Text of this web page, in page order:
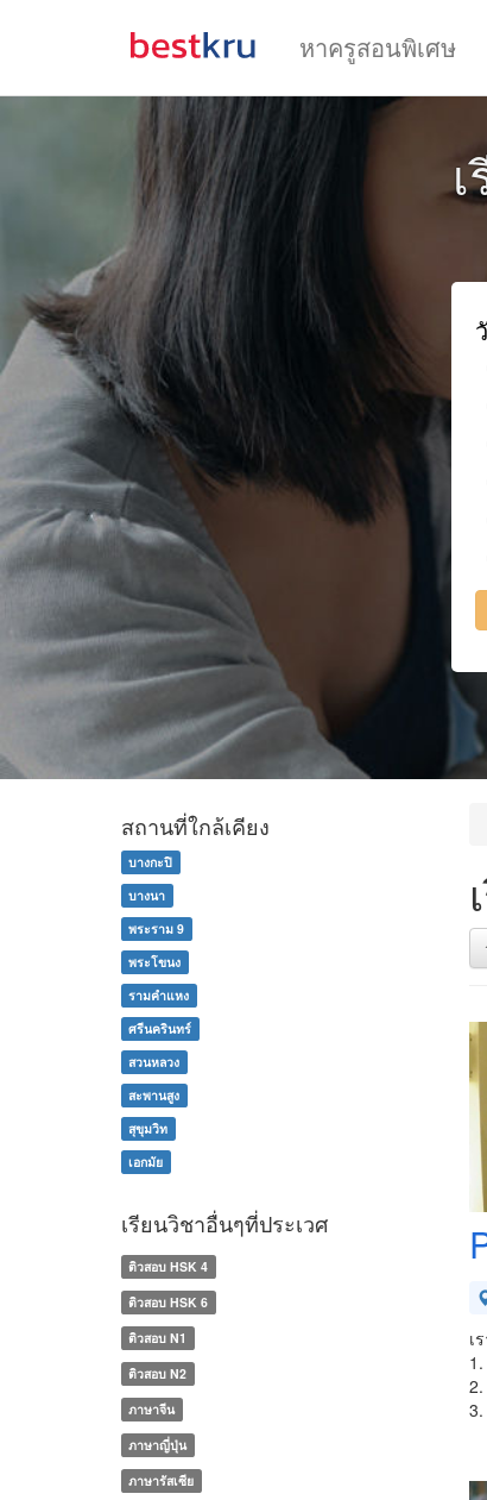
หาครูสอนพิเศษ
เ
สถานที่ใกล้เคียง
บางกะปิ
บางนา
พระราม 9
พระโขนง
รามคำแหง
ศรีนครินทร์
สวนหลวง
สะพานสูง
สุขุมวิท
เอกมัย
เรียนวิชาอื่นๆที่ประเวศ
ติวสอบ HSK 4
ติวสอบ HSK 6
ติวสอบ N1
ติวสอบ N2
ภาษาจีน
ภาษาญี่ปุ่น
ภาษารัสเซีย